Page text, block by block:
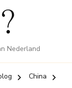
Nederland
China